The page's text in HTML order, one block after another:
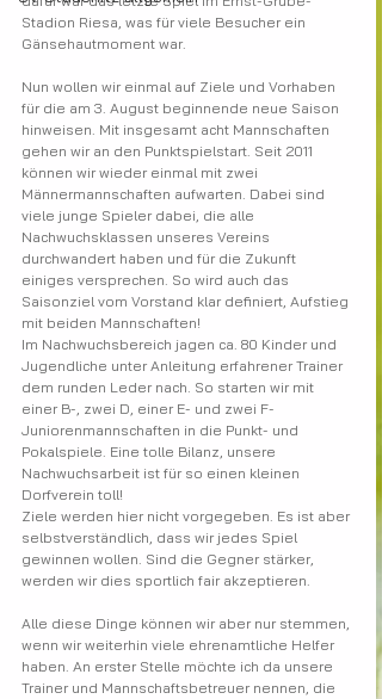
Stadion Riesa, was für viele Besucher ein
Gänsehautmoment war.
Nun wollen wir einmal auf Ziele und Vorhaben
für die am 3. August beginnende neue Saison
hinweisen. Mit insgesamt acht Mannschaften
gehen wir an den Punktspielstart. Seit 2011
können wir wieder einmal mit zwei
Männermannschaften aufwarten. Dabei sind
viele junge Spieler dabei, die alle
Nachwuchsklassen unseres Vereins
durchwandert haben und für die Zukunft
einiges versprechen. So wird auch das
Saisonziel vom Vorstand klar definiert, Aufstieg
mit beiden Mannschaften!
Im Nachwuchsbereich jagen ca. 80 Kinder und
Jugendliche unter Anleitung erfahrener Trainer
dem runden Leder nach. So starten wir mit
einer B-, zwei D, einer E- und zwei F-
Juniorenmannschaften in die Punkt- und
Pokalspiele. Eine tolle Bilanz, unsere
Nachwuchsarbeit ist für so einen kleinen
Dorfverein toll!
Ziele werden hier nicht vorgegeben. Es ist aber
selbstverständlich, dass wir jedes Spiel
gewinnen wollen. Sind die Gegner stärker,
werden wir dies sportlich fair akzeptieren.
Alle diese Dinge können wir aber nur stemmen,
wenn wir weiterhin viele ehrenamtliche Helfer
haben. An erster Stelle möchte ich da unsere
Trainer und Mannschaftsbetreuer nennen, die